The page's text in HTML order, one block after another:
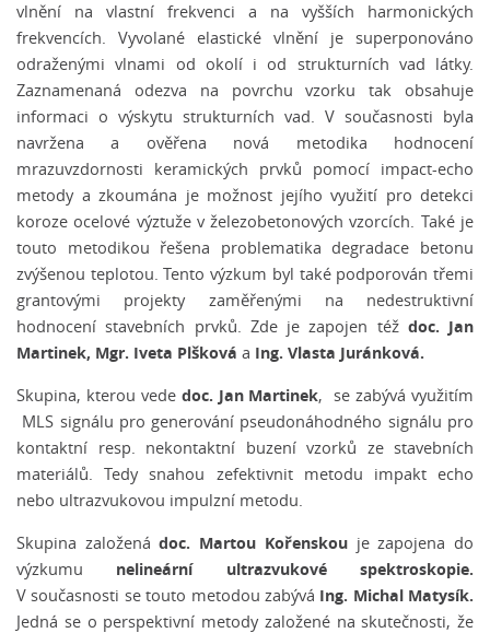
vlnění na vlastní frekvenci a na vyšších harmonických
frekvencích. Vyvolané elastické vlnění je superponováno
odraženými vlnami od okolí i od strukturních vad látky.
Zaznamenaná odezva na povrchu vzorku tak obsahuje
informaci o výskytu strukturních vad. V současnosti byla
navržena a ověřena nová metodika hodnocení
mrazuvzdornosti keramických prvků pomocí impact-echo
metody a zkoumána je možnost jejího využití pro detekci
koroze ocelové výztuže v železobetonových vzorcích. Také je
touto metodikou řešena problematika degradace betonu
zvýšenou teplotou. Tento výzkum byl také podporován třemi
grantovými projekty zaměřenými na nedestruktivní
hodnocení stavebních prvků. Zde je zapojen též doc. Jan
Martinek, Mgr. Iveta Plšková a Ing. Vlasta Juránková.
Skupina, kterou vede doc. Jan Martinek, se zabývá využitím
MLS signálu pro generování pseudonáhodného signálu pro
kontaktní resp. nekontaktní buzení vzorků ze stavebních
materiálů. Tedy snahou zefektivnit metodu impakt echo
nebo ultrazvukovou impulzní metodu.
Skupina založenádoc. Martou Kořenskouje zapojena do
výzkumu nelineární ultrazvukové spektroskopie.
V současnosti se touto metodou zabývá Ing. Michal Matysík.
Jedná se o perspektivní metody založené na skutečnosti, že